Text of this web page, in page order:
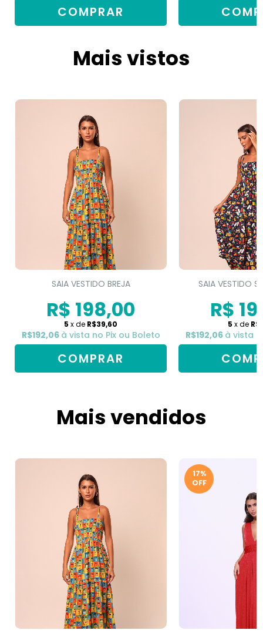
COMPRAR
Mais vistos
SAIA VESTIDO BREJA
R$ 198,00
5 x de R$39,60
R$192,06 à vista no Pix ou Boleto
COMPRAR
SAIA VESTIDO
R$
5 x de
R$192,06 à vista
Mais vendidos
17%
OFF